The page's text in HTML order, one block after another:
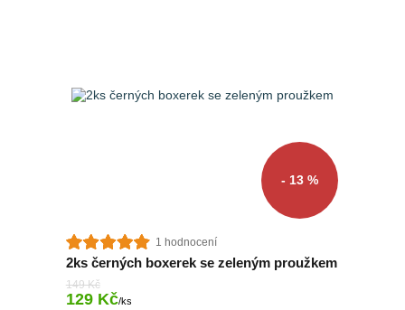
- 13 %
1 hodnocení
2ks černých boxerek se zeleným proužkem
149 Kč
129 Kč/ks